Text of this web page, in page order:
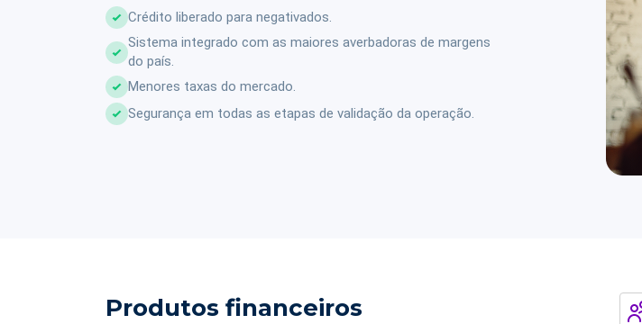
Crédito liberado para negativados.
Sistema integrado com as maiores averbadoras de margens
do país.
Menores taxas do mercado.
Segurança em todas as etapas de validação da operação.
Produtos financeiros